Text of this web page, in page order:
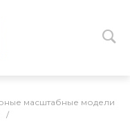
масштабные модели
/